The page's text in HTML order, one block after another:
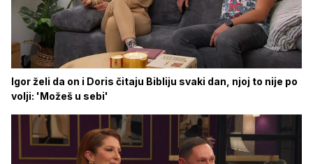
Igor želi da on i Doris čitaju Bibliju svaki dan, njoj to nije po
volji: 'Možeš u sebi'